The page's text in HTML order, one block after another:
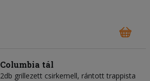
Columbia tál
2db grillezett csirkemell, rántott trappista